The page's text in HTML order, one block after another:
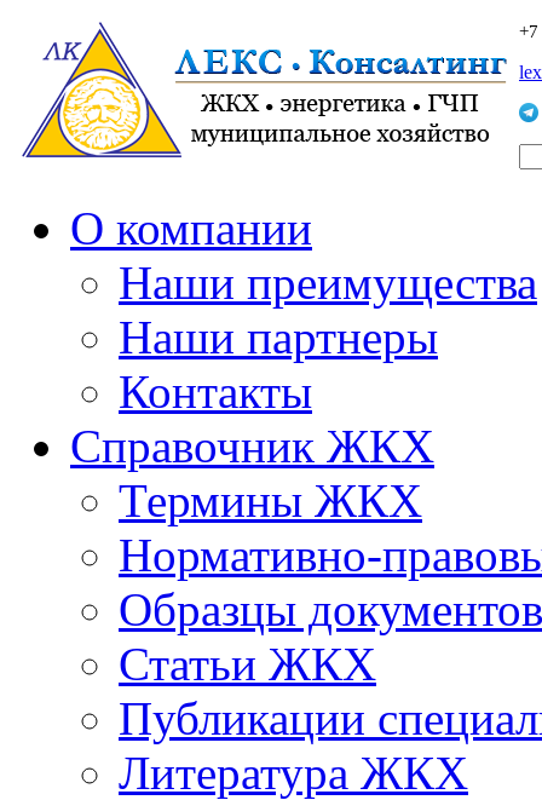
О компании
Наши преимущества
Наши партнеры
Контакты
Справочник ЖКХ
Термины ЖКХ
Нормативно-
Образцы документов
Статьи ЖКХ
Публикации
Литература ЖКХ